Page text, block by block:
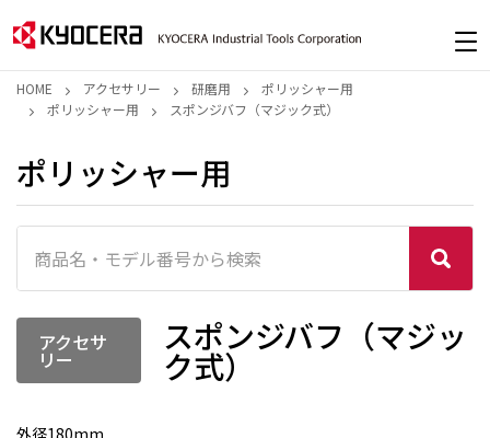
HOME アクセサリー 研磨用
ポリッシャー用
ポリッシャー用
スポンジバフ（マジック式）
ポリッシャー用
アクセサ
リー
スポンジバフ（マジッ
ク式）
外径180mm